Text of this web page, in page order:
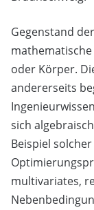
Gegenstand
oder Körper.
andererseits
sich
Beispiel
multivariates,